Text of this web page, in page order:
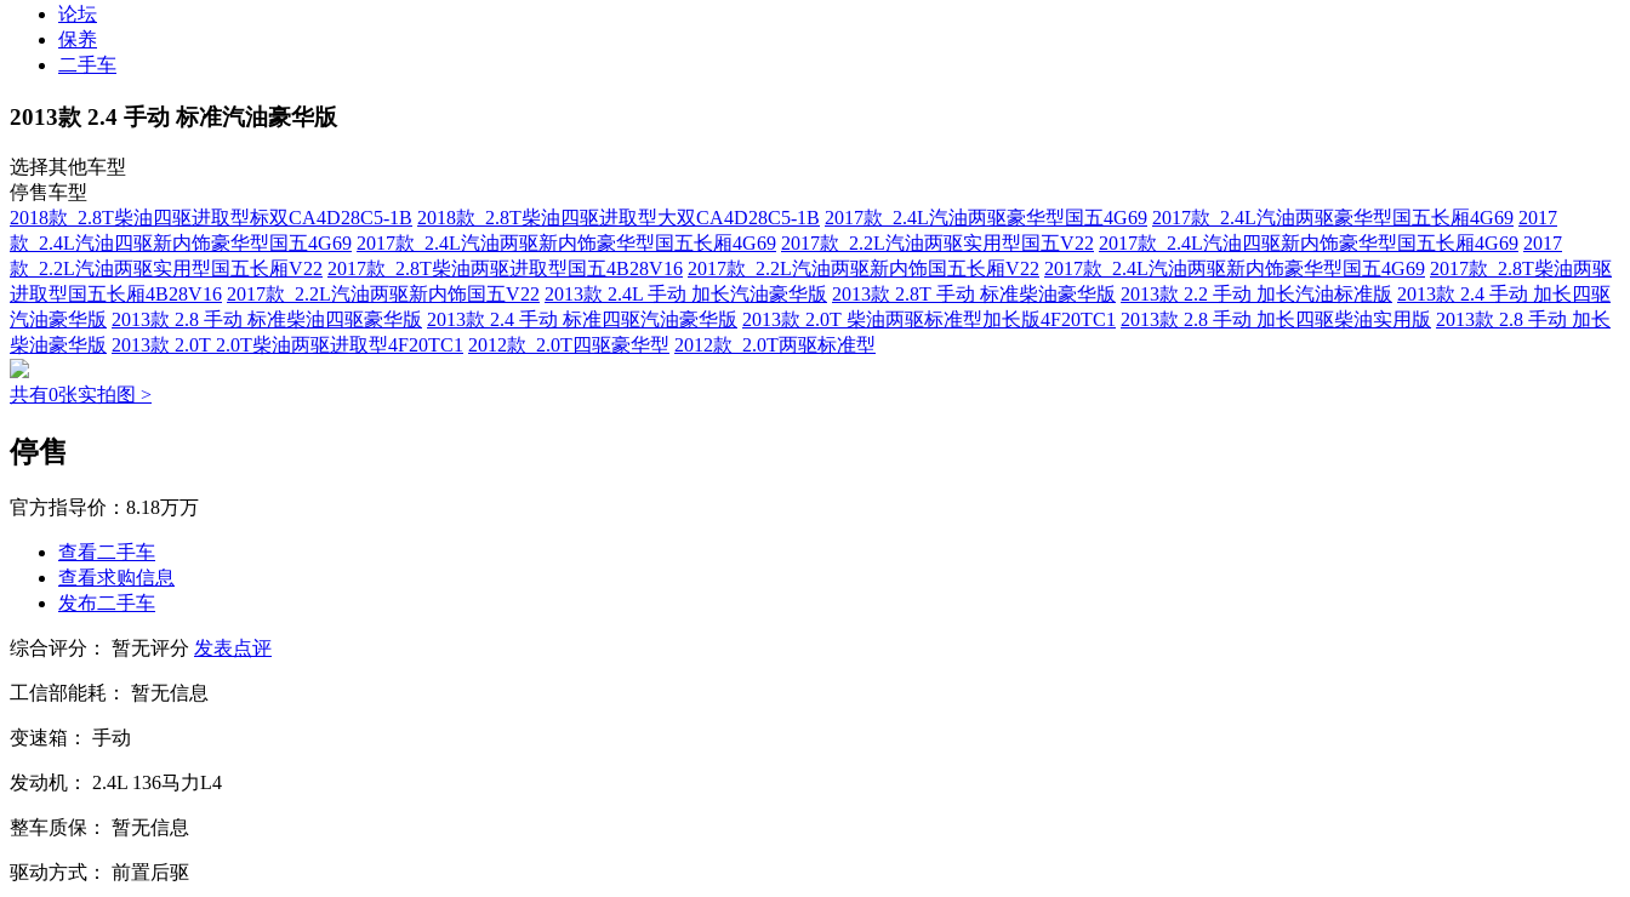
论坛
保养
二手车
2013款 2.4 手动 标准汽油豪华版
选择其他车型
停售车型
2018款 2.8T柴油四驱进取型标双CA4D28C5-1B 2018款 2.8T柴油四驱进取型大双CA4D28C5-1B 2017款 2.4L汽油两驱豪华型国五4G69 2017款 2.4L汽油两驱豪华型国五长厢4G69 2017
款 2.4L汽油四驱新内饰豪华型国五4G69 2017款 2.4L汽油两驱新内饰豪华型国五长厢4G69 2017款 2.2L汽油两驱实用型国五V22 2017款 2.4L汽油四驱新内饰豪华型国五长厢4G69 2017
款 2.2L汽油两驱实用型国五长厢V22 2017款 2.8T柴油两驱进取型国五4B28V16 2017款 2.2L汽油两驱新内饰国五长厢V22 2017款 2.4L汽油两驱新内饰豪华型国五4G69 2017款 2.8T柴油两驱
进取型国五长厢4B28V16 2017款 2.2L汽油两驱新内饰国五V22 2013款 2.4L 手动 加长汽油豪华版 2013款 2.8T 手动 标准柴油豪华版 2013款 2.2 手动 加长汽油标准版 2013款 2.4 手动 加长四驱
汽油豪华版 2013款 2.8 手动 标准柴油四驱豪华版 2013款 2.4 手动 标准四驱汽油豪华版 2013款 2.0T 柴油两驱标准型加长版4F20TC1 2013款 2.8 手动 加长四驱柴油实用版 2013款 2.8 手动 加长
柴油豪华版 2013款 2.0T 2.0T柴油两驱进取型4F20TC1 2012款 2.0T四驱豪华型 2012款 2.0T两驱标准型
共有0张实拍图 >
停售
官方指导价： 8.18万万
查看二手车
查看求购信息
发布二手车
综合评分： 暂无评分 发表点评
工信部能耗： 暂无信息
变速箱： 手动
发动机： 2.4L 136马力L4
整车质保： 暂无信息
驱动方式： 前置后驱